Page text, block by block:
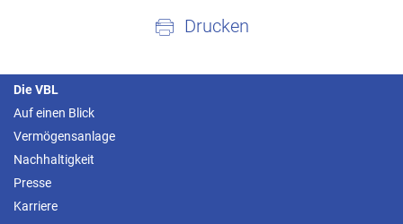
Drucken
Die VBL
Auf einen Blick
Vermögensanlage
Nachhaltigkeit
Presse
Karriere